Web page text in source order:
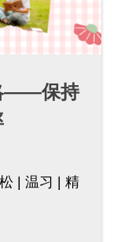
——保持
温习
精